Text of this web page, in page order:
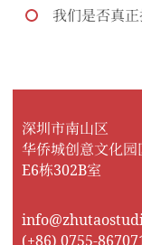
我们是否真正
深圳市南山区
华侨城创意文化园
E6栋302B室
(+86) 0755-